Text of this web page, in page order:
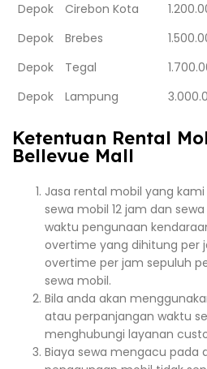
Depok
Cirebon Kota
Depok
Brebes
Depok
Tegal
Depok
Lampung
Ketentuan Rental
Bellevue Mall
Jasa rental mobil yang
sewa mobil 12 jam dan
waktu pengunaan
overtime yang dihitung per
overtime per jam sepuluh
sewa mobil.
Bila anda akan
atau perpanjangan waktu
menghubungi layanan
Biaya sewa mengacu pada